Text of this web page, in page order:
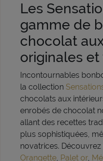
Les
gamme de
chocolat
originales et
Incontournables
la collection
chocolats aux
enrobés de chocolat
allant des recettes
plus sophistiquées,
novatrices.
Orangette, Palet or,